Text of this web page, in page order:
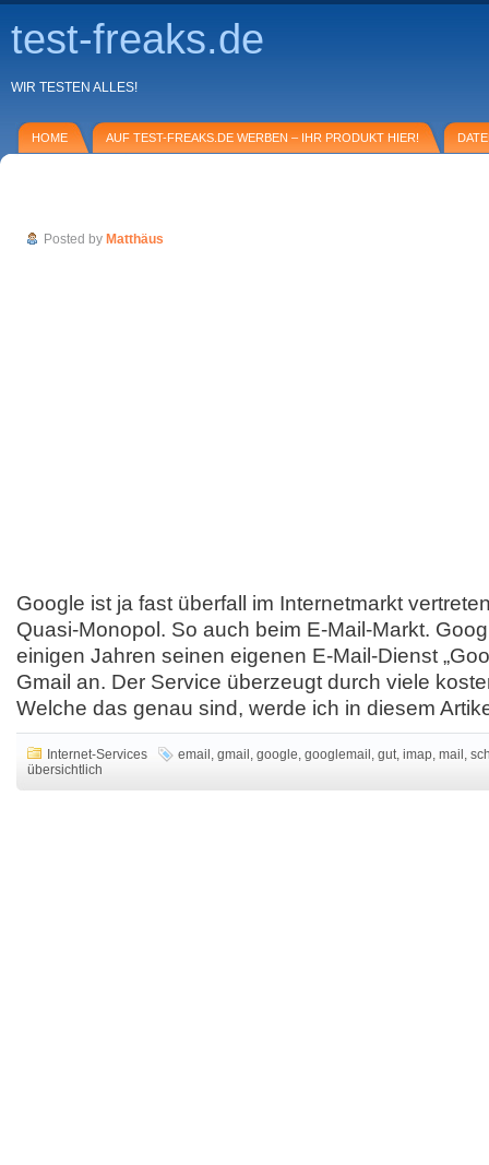
test-freaks.de
WIR TESTEN ALLES!
HOME AUF TEST-FREAKS.DE WERBEN – IHR PRODUKT HIER!
Posted by Matthäus
Google ist ja fast überfall im Internetmarkt
Quasi-Monopol. So auch beim E-Mail-Markt.
einigen Jahren seinen eigenen E-Mail-Dienst
Gmail an. Der Service überzeugt durch viele
Welche das genau sind, werde ich in diesem
Internet-Services email , gmail , google, googlemail , gut, imap, mail ,
übersichtlich